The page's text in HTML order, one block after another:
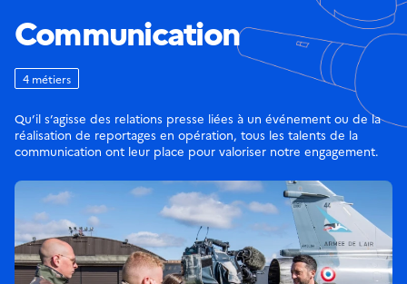
Communication
4 métiers
Qu’il s’agisse des relations presse liées à un événement ou de la
réalisation de reportages en opération, tous les talents de la
communication ont leur place pour valoriser notre engagement.